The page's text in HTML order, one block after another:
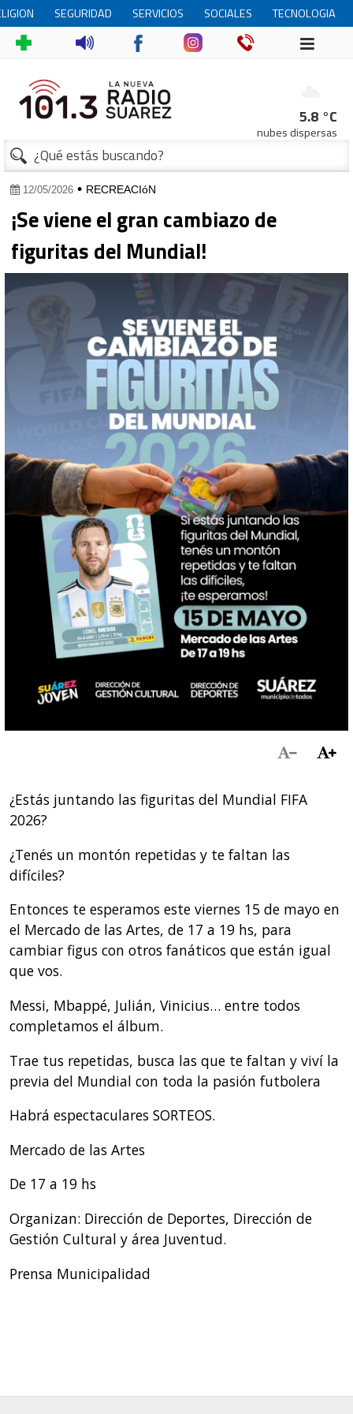
SEGURIDAD SERVICIOS SOCIALES TECNOLOGIA
5.8 °C
nubes dispersas
12/05/2026• RECREACIóN
¡Se viene el gran cambiazo de
figuritas del Mundial!
¿Estás juntando las figuritas del Mundial FIFA
2026?
¿Tenés un montón repetidas y te faltan las
difíciles?
Entonces te esperamos este viernes 15 de mayo en
el Mercado de las Artes, de 17 a 19 hs, para
cambiar figus con otros fanáticos que están igual
que vos.
Messi, Mbappé, Julián, Vinicius… entre todos
completamos el álbum.
Trae tus repetidas, busca las que te faltan y viví la
previa del Mundial con toda la pasión futbolera
Habrá espectaculares SORTEOS.
Mercado de las Artes
De 17 a 19 hs
Organizan: Dirección de Deportes, Dirección de
Gestión Cultural y área Juventud.
Prensa Municipalidad